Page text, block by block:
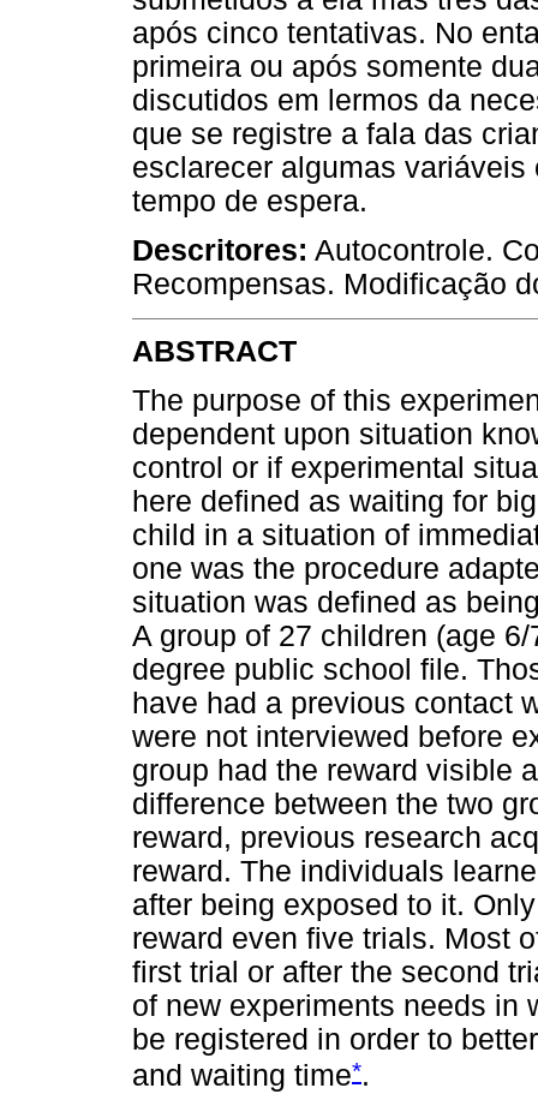
após cinco tentativas. No
primeira ou após somente
discutidos em lermos da
que se registre a fala das
esclarecer algumas
tempo de espera.
Descritores: Autocontrole.
Recompensas. Modificação
ABSTRACT
The purpose of this
dependent upon situation
control or if experimental
here defined as waiting for
child in a situation of
one was the procedure
situation was defined as
A group of 27 children (age
degree public school file.
have had a previous contact
were not interviewed before
group had the reward visible
difference between the two
reward, previous research
reward. The individuals
after being exposed to it.
reward even five trials. Most
first trial or after the second
of new experiments needs in
be registered in order to
and waiting time*.